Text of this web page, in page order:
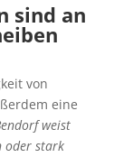
sind an
von
eine
weist
oder stark